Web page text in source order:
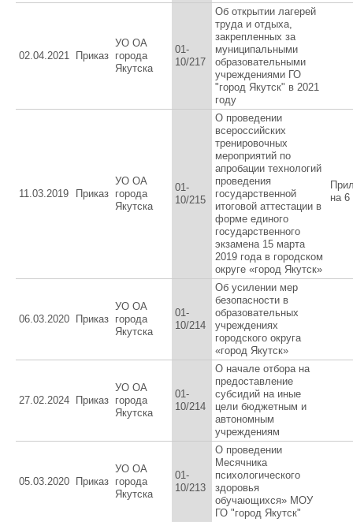
02.04.2021 Приказ
УО ОА
города
Якутска
01-
10/217
Об открытии лагерей
труда и отдыха,
закрепленных за
муниципальными
образовательными
учреждениями ГО
"город Якутск" в 2021
году
11.03.2019 Приказ
УО ОА
города
Якутска
01-
10/215
О проведении
всероссийских
тренировочных
мероприятий по
апробации технологий
проведения
государственной
итоговой аттестации в
форме единого
государственного
экзамена 15 марта
2019 года в городском
округе «город Якутск»
на 6
06.03.2020 Приказ
УО ОА
города
Якутска
01-
10/214
Об усилении мер
безопасности в
образовательных
учреждениях
городского округа
«город Якутск»
27.02.2024 Приказ
УО ОА
города
Якутска
01-
10/214
О начале отбора на
предоставление
субсидий на иные
цели бюджетным и
автономным
учреждениям
05.03.2020 Приказ
УО ОА
города
Якутска
01-
10/213
О проведении
Месячника
психологического
здоровья
обучающихся» МОУ
ГО "город Якутск"